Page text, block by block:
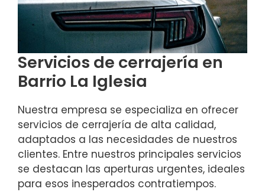
Servicios de cerrajería en
Barrio La Iglesia
Nuestra empresa se especializa en ofrecer
servicios de cerrajería de alta calidad,
adaptados a las necesidades de nuestros
clientes. Entre nuestros principales servicios
se destacan las aperturas urgentes, ideales
para esos inesperados contratiempos.